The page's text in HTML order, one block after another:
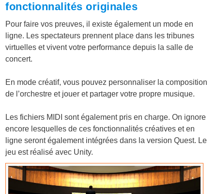
fonctionnalités originales
Pour faire vos preuves, il existe également un mode en
ligne. Les spectateurs prennent place dans les tribunes
virtuelles et vivent votre performance depuis la salle de
concert.
En mode créatif, vous pouvez personnaliser la composition
de l’orchestre et jouer et partager votre propre musique.
Les fichiers MIDI sont également pris en charge. On ignore
encore lesquelles de ces fonctionnalités créatives et en
ligne seront également intégrées dans la version Quest. Le
jeu est réalisé avec Unity.